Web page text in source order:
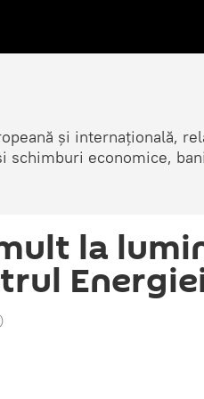
și internațională,
schimburi economice,
la
)